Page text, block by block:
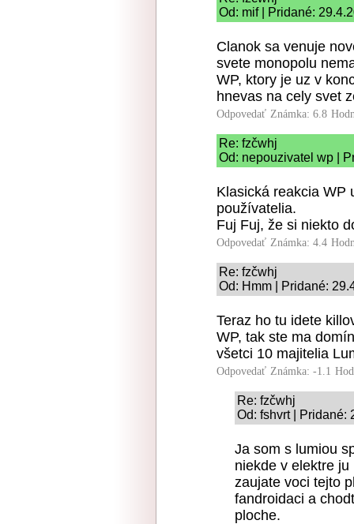
Od: mif | Pridané:
Clanok sa venuje
svete monopolu
WP, ktory je uz v
hnevas na cely svet
Odpovedať Známka: 6.8
Re: fzčwhj
Od: nepouzivatel wp |
Klasická reakcia WP
používatelia.
Fuj Fuj, že si niekto
Odpovedať Známka: 4.4
Re: fzčwhj
Od: Hmm | Pridané:
Teraz ho tu idete
WP, tak ste ma
všetci 10 majitelia
Odpovedať Známka: -1.1
Re: fzčwhj
Od: fshvrt | Pridané:
Ja som s lumiou
niekde v elektre
zaujate voci tejto
fandroidaci a
ploche.